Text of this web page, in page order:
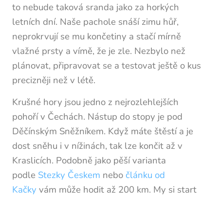
to nebude taková sranda jako za horkých
letních dní. Naše pachole snáší zimu hůř,
neprokrvují se mu končetiny a stačí mírně
vlažné prsty a vímě, že je zle. Nezbylo než
plánovat, připravovat se a testovat ještě o kus
precizněji než v létě.
Krušné hory jsou jedno z nejrozlehlejších
pohoří v Čechách. Nástup do stopy je pod
Děčínským Sněžníkem. Když máte štěstí a je
dost sněhu i v nížinách, tak lze končit až v
Kraslicích. Podobně jako pěší varianta
podle Stezky Českem nebo článku od
Kačky vám může hodit až 200 km. My si start